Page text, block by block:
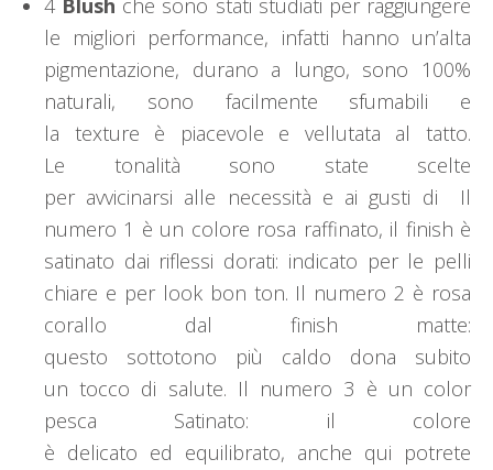
4 Blush che sono stati studiati per raggiungere
le migliori performance, infatti hanno un’alta
pigmentazione, durano a lungo, sono 100%
naturali, sono facilmente sfumabili e
la texture è piacevole e vellutata al tatto.
Le tonalità sono state scelte
per avvicinarsi alle necessità e ai gusti di Il
numero 1 è un colore rosa raffinato, il finish è
satinato dai riflessi dorati: indicato per le pelli
chiare e per look bon ton. Il numero 2 è rosa
corallo dal finish matte:
questo sottotono più caldo dona subito
un tocco di salute. Il numero 3 è un color
pesca Satinato: il colore
è delicato ed equilibrato, anche qui potrete